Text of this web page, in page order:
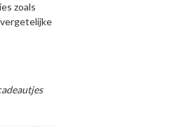
zoals